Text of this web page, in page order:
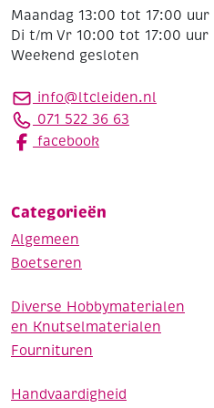
Maandag 13:00 tot 17:00 uur
Di t/m Vr 10:00 tot 17:00 uur
Weekend gesloten
info@ltcleiden.nl
071 522 36 63
facebook
Categorieën
Algemeen
Boetseren
Diverse Hobbymaterialen
en Knutselmaterialen
Fournituren
Handvaardigheid